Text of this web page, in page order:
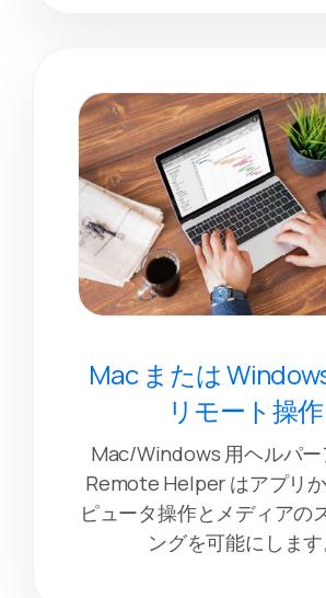
Mac または
リモート操作
Mac/Windows 用ヘルパー
Remote Helper はアプリ
ピュータ操作とメディアの
ングを可能にします